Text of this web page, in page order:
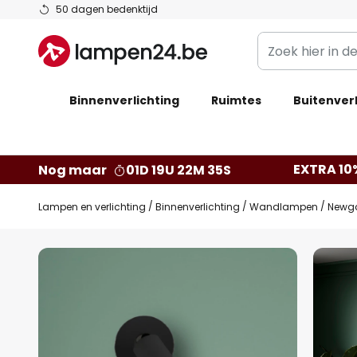
50 dagen bedenktijd
Ga
de
inhoud
Zoek
hier
de
Binnenverlichting Ruimtes
Nog maar 01D 19U 22M 34S EXTRA
Lampen en verlichting Binnenverlichting Wandlampen
Ga